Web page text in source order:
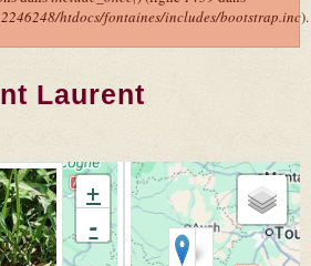
d'erreurhtdocs/fontaines/includes/bootstrap.inc).
Laurent
+
-